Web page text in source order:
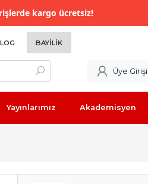
kargo ücretsiz!
BAYILIK
Üye Girişi
Yayınlarımız Akademisyen